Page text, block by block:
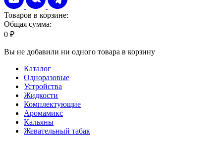
Товаров в корзине:
Общая сумма:
0 ₽
Вы не добавили ни одного товара в корзину
Каталог
Одноразовые
Устройства
Жидкости
Комплектующие
Аромамикс
Кальяны
Жевательный табак